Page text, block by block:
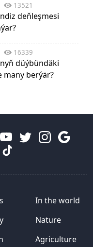
13521
deňleşmesi
16339
düýbündäki
many berýär?
In the world
Nature
Agriculture